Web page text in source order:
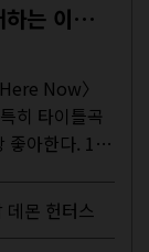
노엘 갤러거가 오아시스 3집을 싫어하는 이유 | DEFINITELY MAYBE, AGAIN
Now〉
히 타이틀곡
좋아한다. 15
번 이상은
데몬 헌터스